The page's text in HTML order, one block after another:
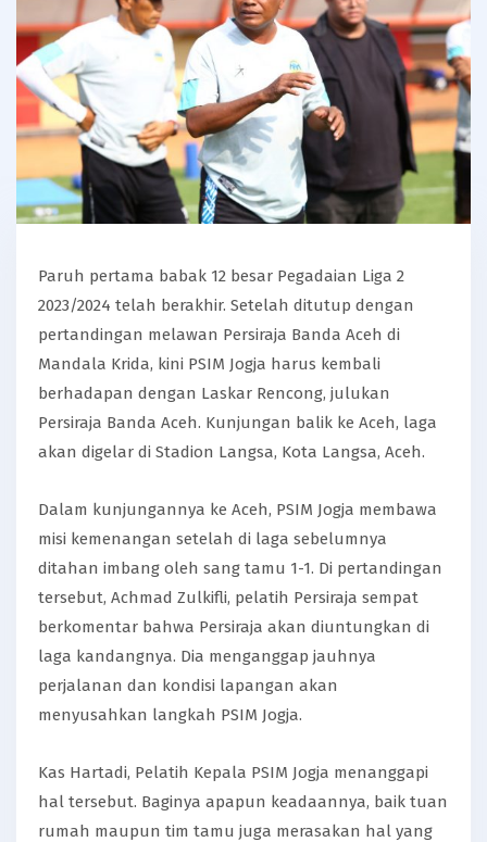
Paruh pertama babak 12 besar Pegadaian Liga 2
2023/2024 telah berakhir. Setelah ditutup dengan
pertandingan melawan Persiraja Banda Aceh di
Mandala Krida, kini PSIM Jogja harus kembali
berhadapan dengan Laskar Rencong, julukan
Persiraja Banda Aceh. Kunjungan balik ke Aceh, laga
akan digelar di Stadion Langsa, Kota Langsa, Aceh.
Dalam kunjungannya ke Aceh, PSIM Jogja membawa
misi kemenangan setelah di laga sebelumnya
ditahan imbang oleh sang tamu 1-1. Di pertandingan
tersebut, Achmad Zulkifli, pelatih Persiraja sempat
berkomentar bahwa Persiraja akan diuntungkan di
laga kandangnya. Dia menganggap jauhnya
perjalanan dan kondisi lapangan akan
menyusahkan langkah PSIM Jogja.
Kas Hartadi, Pelatih Kepala PSIM Jogja menanggapi
hal tersebut. Baginya apapun keadaannya, baik tuan
rumah maupun tim tamu juga merasakan hal yang